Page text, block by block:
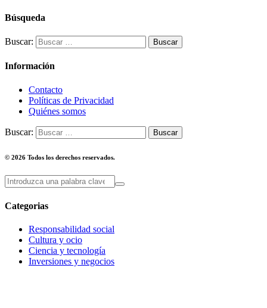
Búsqueda
Buscar:
Información
Contacto
Políticas de Privacidad
Quiénes somos
Buscar:
© 2026 Todos los derechos reservados.
Categorias
Responsabilidad social
Cultura y ocio
Ciencia y tecnología
Inversiones y negocios